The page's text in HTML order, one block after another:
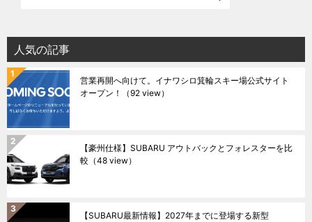
人気の記事
営業再開へ向けて。イナワシロ箕輪スキー場公式サイト
オープン！
（92 view）
【豪州仕様】SUBARU アウトバックとフォレスターを比
較 （48 view）
【SUBARU最新情報】2027年までに登場する新型